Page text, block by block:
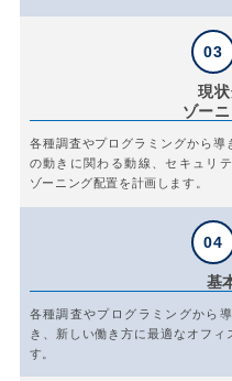
03
現状
ゾー
各種調査やプログラミングから導
の動きに関わる動線、セキュリ
ゾーニング配置を計画します。
04
基
各種調査やプログラミングから
き、新しい働き方に最適なオフ
す。